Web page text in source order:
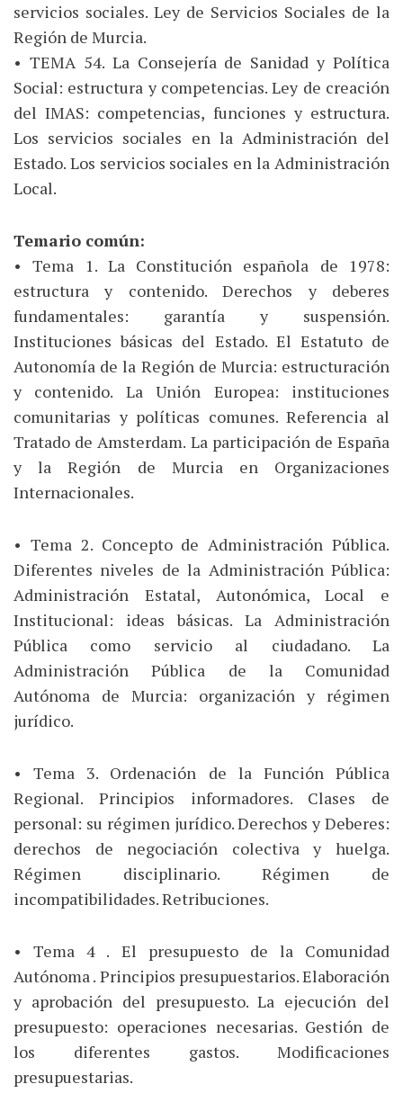
servicios sociales. Ley de Servicios Sociales de la
Región de Murcia.
• TEMA 54. La Consejería de Sanidad y Política
Social: estructura y competencias. Ley de creación
del IMAS: competencias, funciones y estructura.
Los servicios sociales en la Administración del
Estado. Los servicios sociales en la Administración
Local.
Temario común:
• Tema 1. La Constitución española de 1978:
estructura y contenido. Derechos y deberes
fundamentales: garantía y suspensión.
Instituciones básicas del Estado. El Estatuto de
Autonomía de la Región de Murcia: estructuración
y contenido. La Unión Europea: instituciones
comunitarias y políticas comunes. Referencia al
Tratado de Amsterdam. La participación de España
y la Región de Murcia en Organizaciones
Internacionales.
• Tema 2. Concepto de Administración Pública.
Diferentes niveles de la Administración Pública:
Administración Estatal, Autonómica, Local e
Institucional: ideas básicas. La Administración
Pública como servicio al ciudadano. La
Administración Pública de la Comunidad
Autónoma de Murcia: organización y régimen
jurídico.
• Tema 3. Ordenación de la Función Pública
Regional. Principios informadores. Clases de
personal: su régimen jurídico. Derechos y Deberes:
derechos de negociación colectiva y huelga.
Régimen disciplinario. Régimen de
incompatibilidades. Retribuciones.
• Tema 4 . El presupuesto de la Comunidad
Autónoma . Principios presupuestarios. Elaboración
y aprobación del presupuesto. La ejecución del
presupuesto: operaciones necesarias. Gestión de
los diferentes gastos. Modificaciones
presupuestarias.